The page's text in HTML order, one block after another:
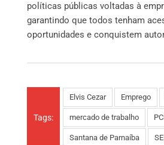
políticas públicas voltadas à
garantindo que todos tenham
oportunidades e conquistem
Tags:
Elvis Cezar Emprego
mercado de trabalho
Santana de Parnaíba